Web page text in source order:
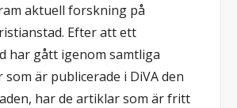
aktuell forskning på
Efter att ett
har gått igenom samtliga
är publicerade i DiVA den
har de artiklar som är fritt